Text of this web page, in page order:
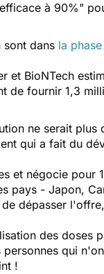
efficace à 90%"
sont dans la
et BioNTech
de fournir 1,3
ne serait plus
qui a fait du
et négocie
pays - Japon,
dépasser
des doses
qui
!